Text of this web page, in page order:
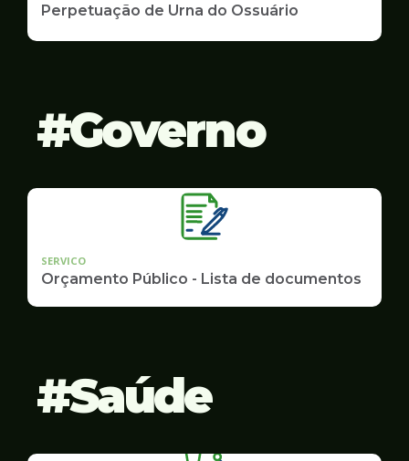
Perpetuação de Urna do Ossuário
Governo
SERVICO
Orçamento Público - Lista de documentos
Saúde